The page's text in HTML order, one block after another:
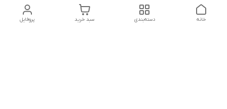
پروفایل سبد خرید دسته‌بندی خانه